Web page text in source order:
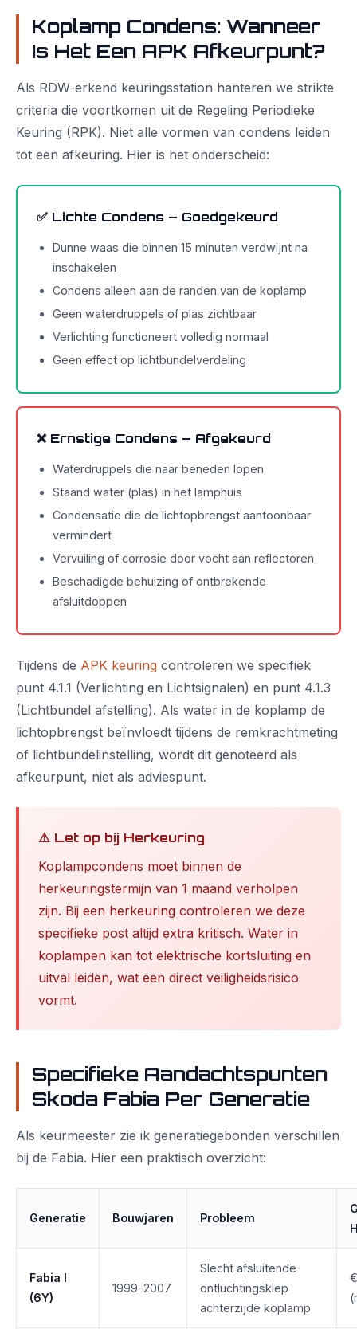
Koplamp Condens: Wanneer
Is Het Een APK Afkeurpunt?
Als RDW-erkend keuringsstation hanteren we strikte
criteria die voortkomen uit de Regeling Periodieke
Keuring (RPK). Niet alle vormen van condens leiden
tot een afkeuring. Hier is het onderscheid:
✅ Lichte Condens – Goedgekeurd
Dunne waas die binnen 15 minuten verdwijnt na
inschakelen
Condens alleen aan de randen van de koplamp
Geen waterdruppels of plas zichtbaar
Verlichting functioneert volledig normaal
Geen effect op lichtbundelverdeling
❌ Ernstige Condens – Afgekeurd
Waterdruppels die naar beneden lopen
Staand water (plas) in het lamphuis
Condensatie die de lichtopbrengst aantoonbaar
vermindert
Vervuiling of corrosie door vocht aan reflectoren
Beschadigde behuizing of ontbrekende
afsluitdoppen
Tijdens de APK keuring controleren we specifiek
punt 4.1.1 (Verlichting en Lichtsignalen) en punt 4.1.3
(Lichtbundel afstelling). Als water in de koplamp de
lichtopbrengst beïnvloedt tijdens de remkrachtmeting
of lichtbundelinstelling, wordt dit genoteerd als
afkeurpunt, niet als adviespunt.
⚠️ Let op bij Herkeuring
Koplampcondens moet binnen de
herkeuringstermijn van 1 maand verholpen
zijn. Bij een herkeuring controleren we deze
specifieke post altijd extra kritisch. Water in
koplampen kan tot elektrische kortsluiting en
uitval leiden, wat een direct veiligheidsrisico
vormt.
Specifieke Aandachtspunten
Skoda Fabia Per Generatie
Als keurmeester zie ik generatiegebonden verschillen
bij de Fabia. Hier een praktisch overzicht:
Generatie Bouwjaren Probleem
Fabia I
(6Y)
1999-2007
Slecht afsluitende
ontluchtingsklep
achterzijde koplamp